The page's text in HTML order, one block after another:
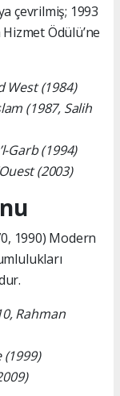
çevrilmiş; 1993
Hizmet Ödülü’ne
West (1984)
(1987, Salih
Garb (1994)
(2003)
1990) Modern
Rahman
(1999)